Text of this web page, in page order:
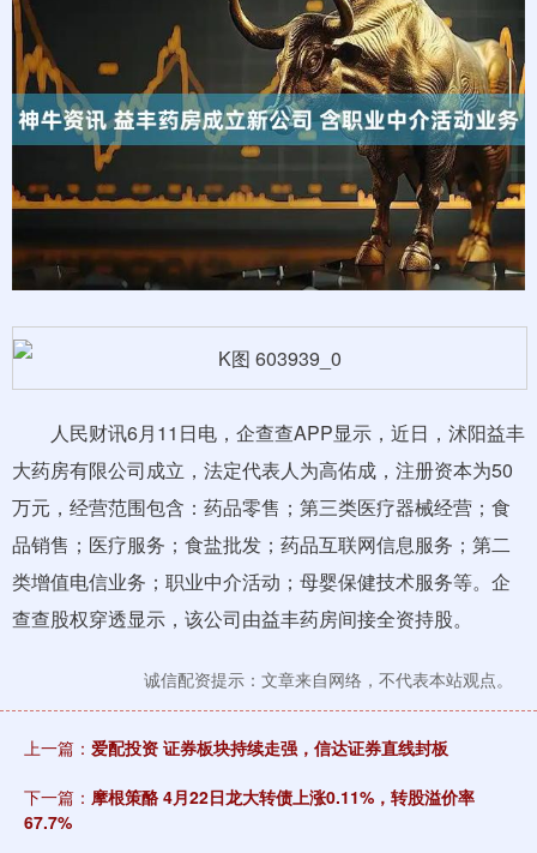
人民财讯6月11日电，企查查APP显示，近日，沭阳益丰
大药房有限公司成立，法定代表人为高佑成，注册资本为50
万元，经营范围包含：药品零售；第三类医疗器械经营；食
品销售；医疗服务；食盐批发；药品互联网信息服务；第二
类增值电信业务；职业中介活动；母婴保健技术服务等。企
查查股权穿透显示，该公司由益丰药房间接全资持股。
诚信配资提示：文章来自网络，不代表本站观点。
上一篇： 爱配投资 证券板块持续走强，信达证券直线封板
下一篇： 摩根策酪 4月22日龙大转债上涨0.11%，转股溢价率
67.7%